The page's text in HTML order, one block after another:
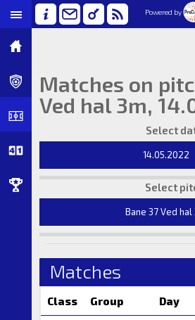
Powered by
Matches on
Ved hal 3m,
Select
14.05.2022
Select
Bane 37 Ved hal
Matches
Class Group Day